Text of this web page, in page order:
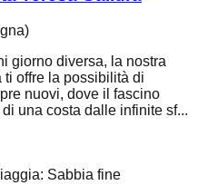
giorno diversa, la nostra
ti offre la possibilità di
nuovi, dove il fascino
una costa dalle infinite sf...
: Sabbia fine